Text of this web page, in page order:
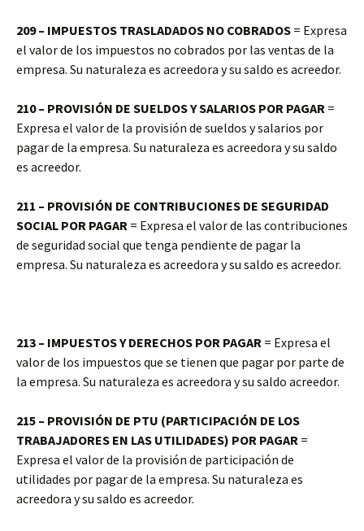
209 – IMPUESTOS TRASLADADOS NO COBRADOS = Expresa
el valor de los impuestos no cobrados por las ventas de la
empresa. Su naturaleza es acreedora y su saldo es acreedor.
210 – PROVISIÓN DE SUELDOS Y SALARIOS POR PAGAR =
Expresa el valor de la provisión de sueldos y salarios por
pagar de la empresa. Su naturaleza es acreedora y su saldo
es acreedor.
211 – PROVISIÓN DE CONTRIBUCIONES DE SEGURIDAD
SOCIAL POR PAGAR = Expresa el valor de las contribuciones
de seguridad social que tenga pendiente de pagar la
empresa. Su naturaleza es acreedora y su saldo es acreedor.
213 – IMPUESTOS Y DERECHOS POR PAGAR = Expresa el
valor de los impuestos que se tienen que pagar por parte de
la empresa. Su naturaleza es acreedora y su saldo acreedor.
215 – PROVISIÓN DE PTU (PARTICIPACIÓN DE LOS
TRABAJADORES EN LAS UTILIDADES) POR PAGAR =
Expresa el valor de la provisión de participación de
utilidades por pagar de la empresa. Su naturaleza es
acreedora y su saldo es acreedor.